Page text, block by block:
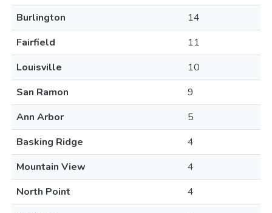
Burlington
14
Fairfield
11
Louisville
10
San Ramon
9
Ann Arbor
5
Basking Ridge
4
Mountain View
4
North Point
4